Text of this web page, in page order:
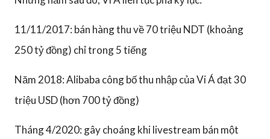
11/11/2017: bán hàng thu về 70 triệu NDT (khoảng
250 tỷ đồng) chỉ trong 5 tiếng
Năm 2018: Alibaba công bố thu nhập của Vi Á đạt 30
triệu USD (hơn 700 tỷ đồng)
Tháng 4/2020: gây choáng khi livestream bán một